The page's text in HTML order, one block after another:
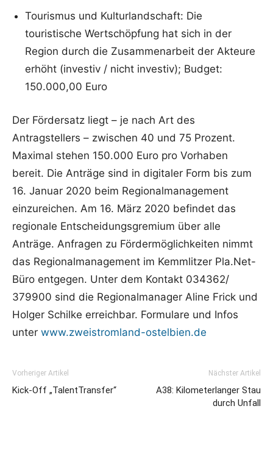
Tourismus und Kulturlandschaft: Die
touristische Wertschöpfung hat sich in der
Region durch die Zusammenarbeit der Akteure
erhöht (investiv / nicht investiv); Budget:
150.000,00 Euro
Der Fördersatz liegt – je nach Art des
Antragstellers – zwischen 40 und 75 Prozent.
Maximal stehen 150.000 Euro pro Vorhaben
bereit. Die Anträge sind in digitaler Form bis zum
16. Januar 2020 beim Regionalmanagement
einzureichen. Am 16. März 2020 befindet das
regionale Entscheidungsgremium über alle
Anträge. Anfragen zu Fördermöglichkeiten nimmt
das Regionalmanagement im Kemmlitzer Pla.Net-
Büro entgegen. Unter dem Kontakt 034362/
379900 sind die Regionalmanager Aline Frick und
Holger Schilke erreichbar. Formulare und Infos
unter www.zweistromland-ostelbien.de
Vorheriger Artikel
Kick-Off „TalentTransfer“
Nächster Artikel
A38: Kilometerlanger Stau
durch Unfall